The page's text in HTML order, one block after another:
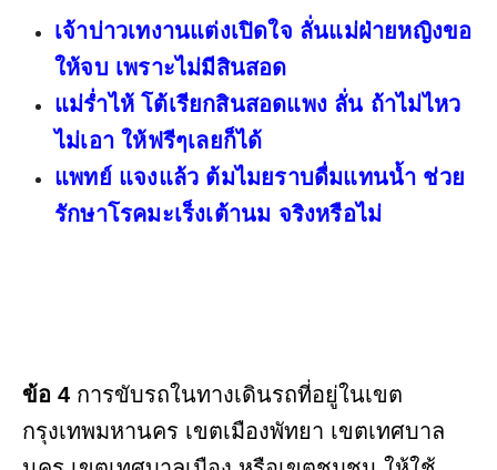
เจ้าบ่าวเทงานแต่งเปิดใจ ลั่นแม่ฝ่ายหญิงขอ
ให้จบ เพราะไม่มีสินสอด
แม่ร่ำไห้ โต้เรียกสินสอดแพง ลั่น ถ้าไม่ไหว
ไม่เอา ให้ฟรีๆเลยก็ได้
แพทย์ แจงแล้ว ต้มไมยราบดื่มแทนน้ำ ช่วย
รักษาโรคมะเร็งเต้านม จริงหรือไม่
ข้อ 4 การขับรถในทางเดินรถที่อยู่ในเขต
กรุงเทพมหานคร เขตเมืองพัทยา เขตเทศบาล